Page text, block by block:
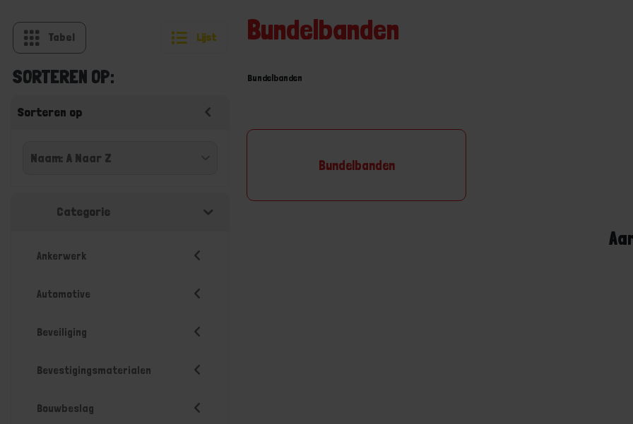
Tabel Lijst
SORTEREN OP:
Sorteren op
Categorie
Ankerwerk
Automotive
Beveiliging
Bevestigingsmaterialen
Bouwbeslag
Bundelbanden
Bundelbanden
Bundelbanden